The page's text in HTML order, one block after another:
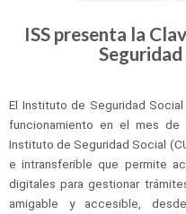
ISS presenta la
Seguridad
El Instituto de Seguridad
funcionamiento en el mes
Instituto de Seguridad Social
e intransferible que permite
digitales para gestionar
amigable y accesible,